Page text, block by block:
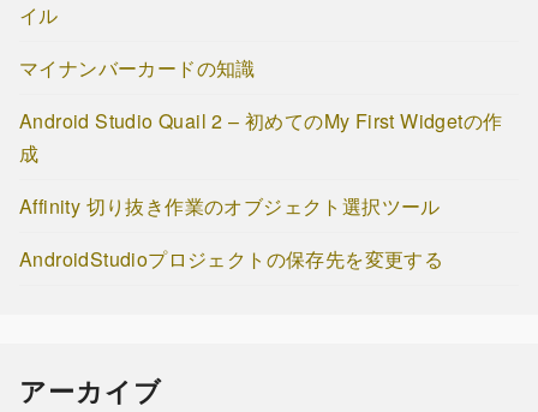
イル
マイナンバーカードの知識
Android Studio Quail 2 – 初めてのMy First Widgetの作
成
Affinity 切り抜き作業のオブジェクト選択ツール
AndroidStudioプロジェクトの保存先を変更する
アーカイブ